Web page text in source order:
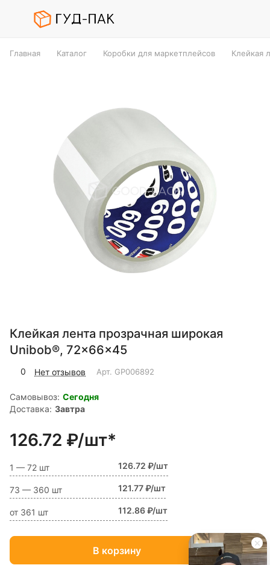
Главная Каталог Коробки для маркетплейсов Клейкая
Клейкая лента прозрачная широкая
Unibob®, 72x66x45
0 Нет отзывов Арт. GP006892
Самовывоз: Сегодня
Доставка: Завтра
126.72 ₽/шт*
1 — 72 шт 126.72 ₽/шт
73 — 360 шт 121.77 ₽/шт
от 361 шт 112.86 ₽/шт
В корзину